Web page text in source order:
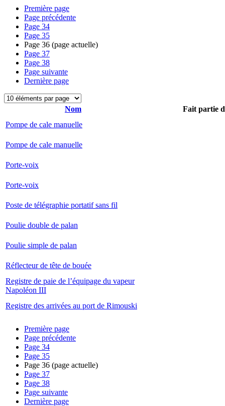
Première page
Page précédente
Page 34
Page 35
Page 36 (page actuelle)
Page 37
Page 38
Page suivante
Dernière page
Nom
Fait partie
Pompe de cale manuelle
Pompe de cale manuelle
Porte-voix
Porte-voix
Poste de télégraphie portatif sans fil
Poulie double de palan
Poulie simple de palan
Réflecteur de tête de bouée
Registre de paie de l’équipage du vapeur
Napoléon III
Registre des arrivées au port de Rimouski
Première page
Page précédente
Page 34
Page 35
Page 36 (page actuelle)
Page 37
Page 38
Page suivante
Dernière page